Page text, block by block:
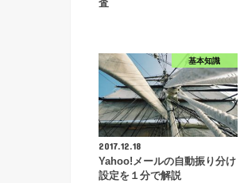
査
基本知識
2017.12.18
Yahoo!メールの自動振り分け
設定を１分で解説